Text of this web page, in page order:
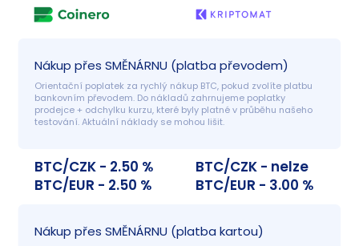
Nákup přes SMĚNÁRNU (platba převodem)
Orientační poplatek za rychlý nákup BTC, pokud zvolíte platbu
bankovním převodem. Do nákladů zahrnujeme poplatky
prodejce + odchylku kurzu, které byly platné v průběhu našeho
testování. Aktuální náklady se mohou lišit.
BTC/CZK - 2.50 %
BTC/EUR - 2.50 %
BTC/CZK - nelze
BTC/EUR - 3.00 %
Nákup přes SMĚNÁRNU (platba kartou)